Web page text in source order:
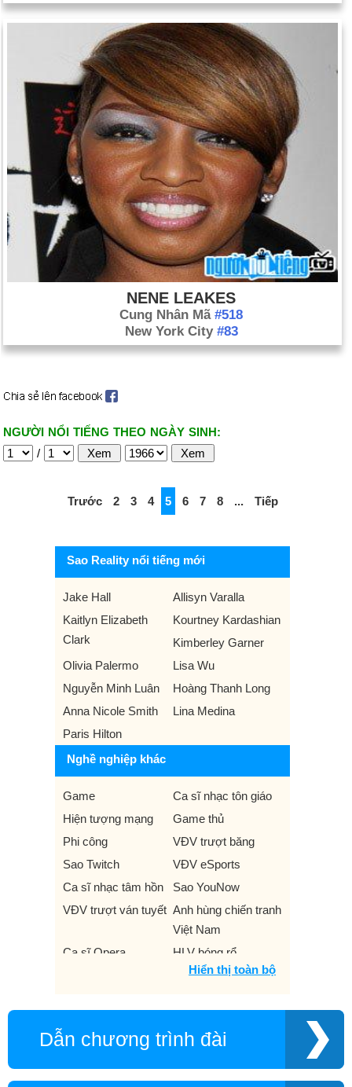
NENE LEAKES
Cung Nhân Mã #518
New York City #83
NGƯỜI NỔI TIẾNG THEO NGÀY SINH:
/
Trước 2 3 4 5 6 7 8 ... Tiếp
Sao Reality nổi tiếng mới
Jake Hall
Allisyn Varalla
Kaitlyn Elizabeth
Clark
Kourtney Kardashian
Kimberley Garner
Olivia Palermo
Lisa Wu
Nguyễn Minh Luân
Hoàng Thanh Long
Anna Nicole Smith
Lina Medina
Paris Hilton
Nghề nghiệp khác
Game
Ca sĩ nhạc tôn giáo
Hiện tượng mạng
Game thủ
Phi công
VĐV trượt băng
Sao Twitch
VĐV eSports
Ca sĩ nhạc tâm hồn
Sao YouNow
VĐV trượt ván tuyết Anh hùng chiến tranh
Việt Nam
Ca sĩ Opera
HLV bóng rổ
Nhà sản xuất truyền
Chương trình Truyền Tác giả truyện có
Chuyên viên thể dục Luật sư
Hiển thị toàn bộ
Dẫn chương trình đài